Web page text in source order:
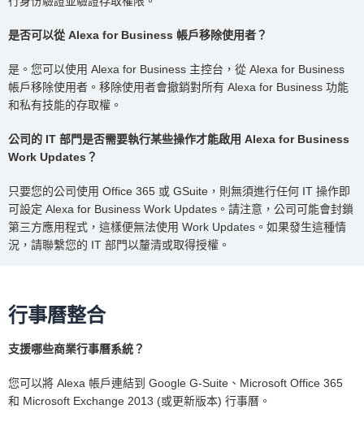
是否可以從 Alexa for Business 帳戶移除使用者？
是。您可以使用 Alexa for Business 主控台，從 Alexa for Business
帳戶移除使用者。移除使用者會撤銷對所有 Alexa for Business 功能
和私有技能的存取權。
公司的 IT 部門是否需要執行某些操作才能啟用 Alexa for Business
Work Updates？
只要您的公司使用 Office 365 或 GSuite，則無須進行任何 IT 操作即
可設定 Alexa for Business Work Updates。請注意，公司可能會封鎖
第三方應用程式，這樣便無法使用 Work Updates。如果發生這種情
況，請聯繫您的 IT 部門以釐清或取得授權。
行事曆整合
支援哪些商業行事曆系統？
您可以將 Alexa 帳戶連結到 Google G-Suite、Microsoft Office 365
和 Microsoft Exchange 2013 (或更新版本) 行事曆。